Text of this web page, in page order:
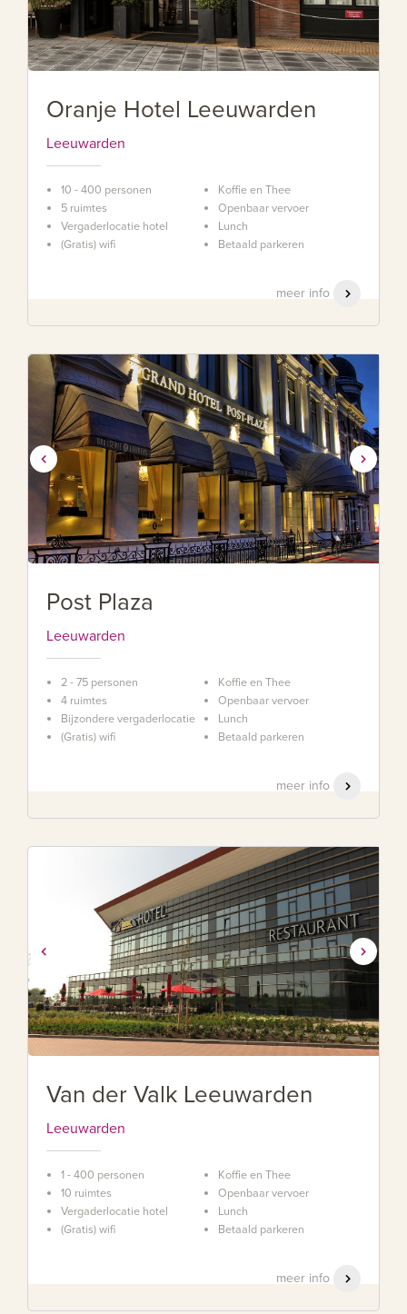
Oranje Hotel Leeuwarden
Leeuwarden
10 - 400 personen
5 ruimtes
Vergaderlocatie hotel
(Gratis) wifi
Koffie en Thee
Openbaar vervoer
Lunch
Betaald parkeren
meer info
Post Plaza
Leeuwarden
2 - 75 personen
4 ruimtes
Bijzondere vergaderlocatie
(Gratis) wifi
Koffie en Thee
Openbaar vervoer
Lunch
Betaald parkeren
meer info
Van der Valk Leeuwarden
Leeuwarden
1 - 400 personen
10 ruimtes
Vergaderlocatie hotel
(Gratis) wifi
Koffie en Thee
Openbaar vervoer
Lunch
Betaald parkeren
meer info